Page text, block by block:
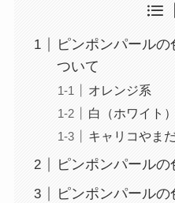
ピンポンパール
ついて
オレンジ系
白（ホワイト）
キャリコやま
ピンポンパールの
ピンポンパールの